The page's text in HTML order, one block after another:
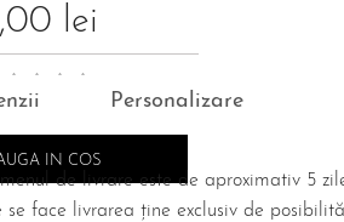
lei
Personalizare
de livrare este de aproximativ 5
face livrarea ține exclusiv de